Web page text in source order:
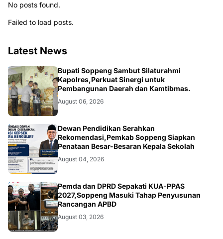
No posts found.
Failed to load posts.
Latest News
NEWS
Bupati Soppeng Sambut Silaturahmi
Kapolres,Perkuat Sinergi untuk
Pembangunan Daerah dan Kamtibmas.
August 06, 2026
NEWS
Dewan Pendidikan Serahkan
Rekomendasi,Pemkab Soppeng Siapkan
Penataan Besar-Besaran Kepala Sekolah
August 04, 2026
NEWS
Pemda dan DPRD Sepakati KUA-PPAS
2027,Soppeng Masuki Tahap Penyusunan
Rancangan APBD
August 03, 2026